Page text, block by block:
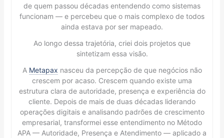
de quem passou décadas entendendo como sistemas
funcionam — e percebeu que o mais complexo de todos
ainda estava por ser mapeado.
Ao longo dessa trajetória, criei dois projetos que
sintetizam essa visão.
A Metapax nasceu da percepção de que negócios não
crescem por acaso. Crescem quando existe uma
estrutura clara de autoridade, presença e experiência do
cliente. Depois de mais de duas décadas liderando
operações digitais e analisando padrões de crescimento
empresarial, transformei esse entendimento no Método
APA — Autoridade, Presença e Atendimento — aplicado a